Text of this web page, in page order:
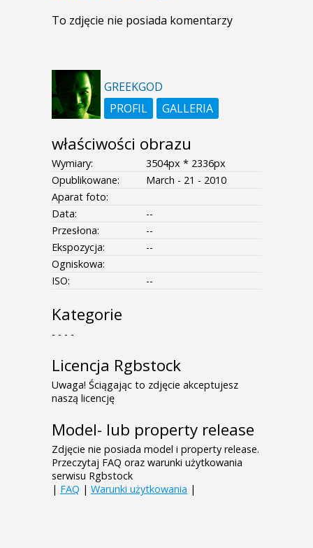
To zdjęcie nie posiada komentarzy
GREEKGOD
PROFIL
GALLERIA
właściwości obrazu
Wymiary:
3504px * 2336px
Opublikowane:
March - 21 - 2010
Aparat foto:
Data:
--
Przesłona:
--
Ekspozycja:
--
Ogniskowa:
ISO:
--
Kategorie
- - - -
Licencja Rgbstock
Uwaga! Ściągając to zdjęcie akceptujesz
naszą licencję
Model- lub property release
Zdjęcie nie posiada model i property release.
Przeczytaj FAQ oraz warunki użytkowania
serwisu Rgbstock
| FAQ | Warunki użytkowania |